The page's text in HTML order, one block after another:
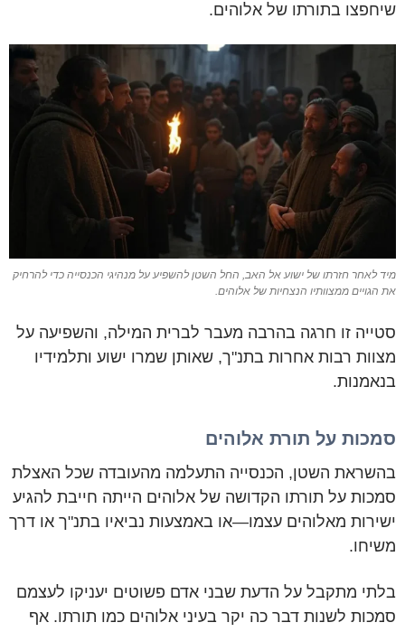
שיחפצו בתורתו של אלוהים.
מיד לאחר חזרתו של ישוע אל האב, החל השטן להשפיע על מנהיגי הכנסייה כדי להרחיק
את הגויים ממצוותיו הנצחיות של אלוהים.
סטייה זו חרגה בהרבה מעבר לברית המילה, והשפיעה על
מצוות רבות אחרות בתנ"ך, שאותן שמרו ישוע ותלמידיו
בנאמנות.
סמכות על תורת אלוהים
בהשראת השטן, הכנסייה התעלמה מהעובדה שכל האצלת
סמכות על תורתו הקדושה של אלוהים הייתה חייבת להגיע
ישירות מאלוהים עצמו—או באמצעות נביאיו בתנ"ך או דרך
משיחו.
בלתי מתקבל על הדעת שבני אדם פשוטים יעניקו לעצמם
סמכות לשנות דבר כה יקר בעיני אלוהים כמו תורתו. אף